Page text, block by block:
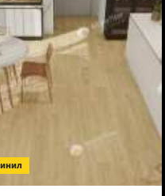
Федель
D50667
(Рейтинг
цен)